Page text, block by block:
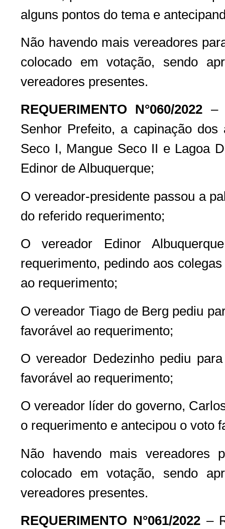
alguns pontos do tema e
Não havendo mais vereadores
colocado em votação, sendo
vereadores presentes.
REQUERIMENTO N°060/2022 –
Senhor Prefeito, a capinação
Seco I, Mangue Seco II e Lagoa
Edinor de Albuquerque;
O vereador-presidente passou a
do referido requerimento;
O vereador Edinor
requerimento, pedindo aos
ao requerimento;
O vereador Tiago de Berg pediu
favorável ao requerimento;
O vereador Dedezinho pediu
favorável ao requerimento;
O vereador líder do governo,
o requerimento e antecipou o voto
Não havendo mais vereadores
colocado em votação, sendo
vereadores presentes.
REQUERIMENTO N°061/2022–